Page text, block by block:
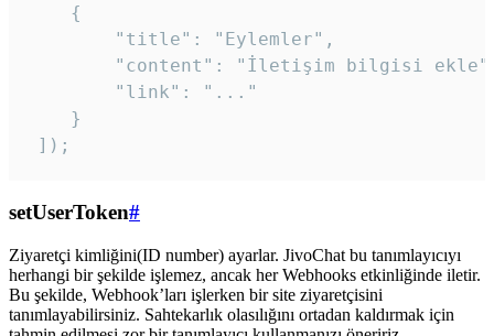
    {
        "title": "Eylemler",
"content": "İletişim bilgisi
        "link": "..."
    }
]);
setUserToken#
Ziyaretçi kimliğini(ID number) ayarlar. JivoChat bu tanımlayıcıyı
herhangi bir şekilde işlemez, ancak her Webhooks etkinliğinde iletir.
Bu şekilde, Webhook’ları işlerken bir site ziyaretçisini
tanımlayabilirsiniz. Sahtekarlık olasılığını ortadan kaldırmak için